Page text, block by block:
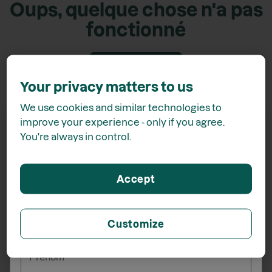
Oups, quelque chose n'a pas
fonctionné
Your privacy matters to us
We use cookies and similar technologies to
improve your experience - only if you agree.
You're always in control.
Customize
Accept
15% de rabais*
lors de votre inscription à l'infolettre
_______